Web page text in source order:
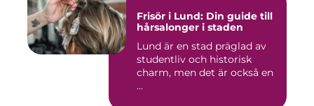
Frisör i Lund: Din guide till
hårsalonger i staden
Lund är en stad präglad av
studentliv och historisk
charm, men det är också en
...